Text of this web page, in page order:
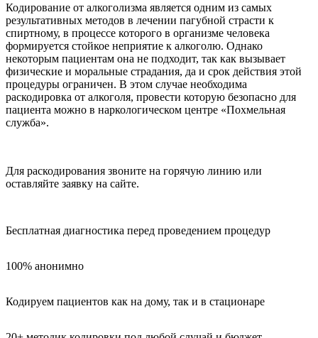
Кодирование от алкоголизма является одним из самых
результативных методов в лечении пагубной страсти к
спиртному, в процессе которого в организме человека
формируется стойкое неприятие к алкоголю. Однако
некоторым пациентам она не подходит, так как вызывает
физические и моральные страдания, да и срок действия этой
процедуры ограничен. В этом случае необходима
раскодировка от алкоголя, провести которую безопасно для
пациента можно в наркологическом центре «Похмельная
служба».
Для раскодирования звоните на горячую линию или
оставляйте заявку на сайте.
Бесплатная диагностика перед проведением процедур
100% анонимно
Кодируем пациентов как на дому, так и в стационаре